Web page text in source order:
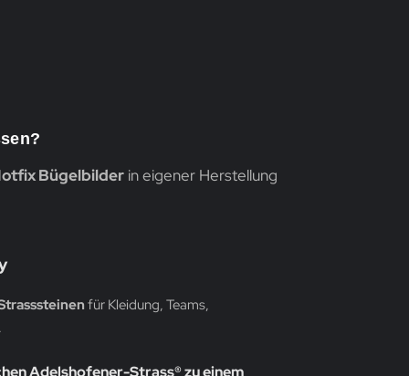
Bügelbilder in eigener Herstellung
für Kleidung, Teams,